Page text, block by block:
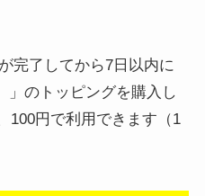
完了してから7日以内に
」のトッピングを購入し
100円で利用できます（1